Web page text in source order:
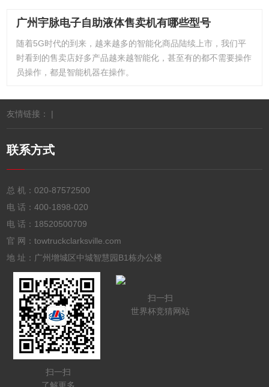
广州宇脉电子自助液体售卖机有哪些型号
随着5G时代的到来，越来越多的智能化商品陆续上市，我们平
时看到的售卖店好多产品越来越智能化，甚至有的都不需要操作
员操作，都是智能机器在操作。
友情链接： |
联系方式
总 机：020-87572500
电 话：400-1898-020
电 话： 18520500709
官 网：towtruckclarksville.com
地 址：广州增城区中城智慧园B1栋办公楼
扫一扫
扫一扫
世界杯竞猜网站